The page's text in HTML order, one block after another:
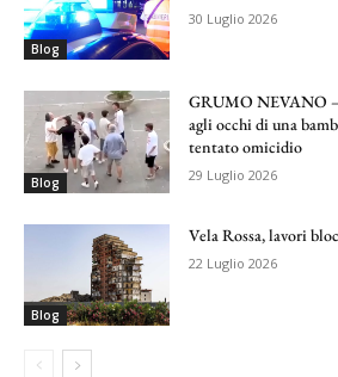
Blog
30 Luglio 2026
Blog
GRUMO NEVANO –
agli occhi di una
tentato omicidio
29 Luglio 2026
Blog
Vela Rossa, lavori
22 Luglio 2026